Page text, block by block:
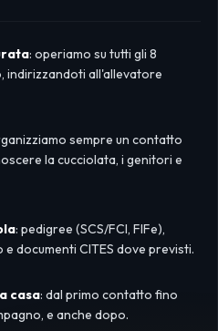
: operiamo su tutti gli 8
indirizzandoti all'allevatore
sempre un contatto
la cucciolata, i genitori e
: pedigree (SCS/FCI, FIFe),
documenti CITES dove previsti.
casa: dal primo contatto fino
e anche dopo.